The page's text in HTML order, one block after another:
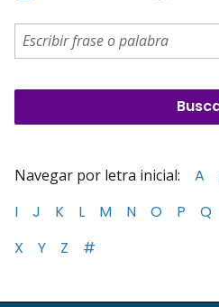
Navegar por letra inicial: A
I
J K L M N O P Q
X
Y Z #